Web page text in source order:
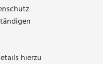
hierzu